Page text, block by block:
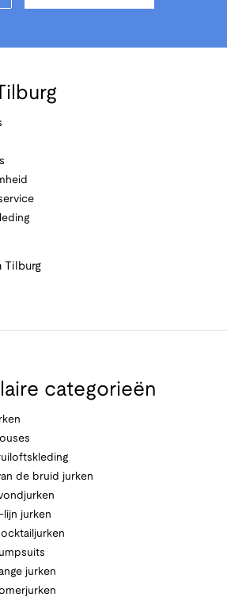
Tilburg
categorieën
de bruid jurken
lijn jurken
jurken